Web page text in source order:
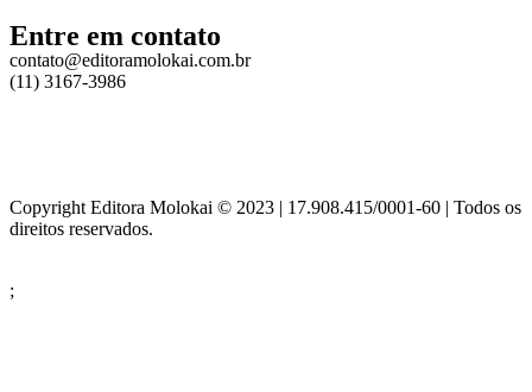
Entre em contato
contato@editoramolokai.com.br
(11) 3167-3986
Copyright Editora Molokai © 2023 | 17.908.415/0001-60 | Todos os
direitos reservados.
;